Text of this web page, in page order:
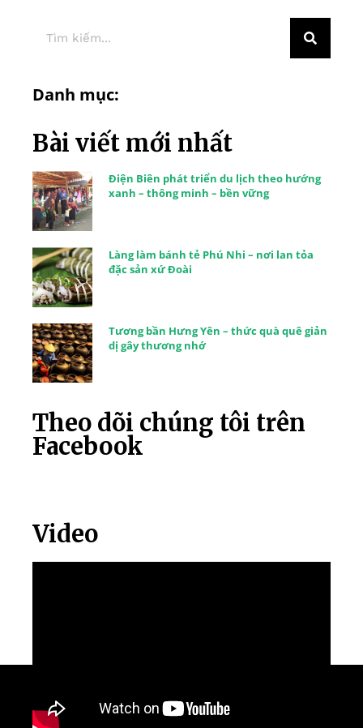
Danh mục:
Bài viết mới nhất
Điện Biên phát triển du lịch theo hướng
xanh – thông minh – bền vững
Làng làm bánh tẻ Phú Nhi – nơi lan tỏa
đặc sản xứ Đoài
Tương bần Hưng Yên – thức quà quê giản
dị gây thương nhớ
Theo dõi chúng tôi trên
Facebook
Video